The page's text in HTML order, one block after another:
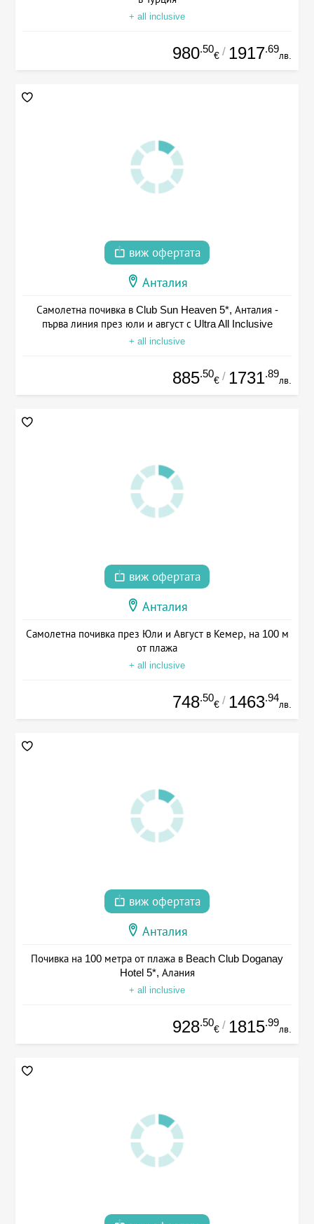
+ all inclusive
980.50
€ / 1917.69
лв.
виж офертата
Анталия
Самолетна почивка в Club Sun Heaven 5*, Анталия -
първа линия през юли и август с Ultra All Inclusive
+ all inclusive
885.50
€ / 1731.89
лв.
виж офертата
Анталия
Самолетна почивка през Юли и Август в Кемер, на 100 м
от плажа
+ all inclusive
748.50
€ / 1463.94
лв.
виж офертата
Анталия
Почивка на 100 метра от плажа в Beach Club Doganay
Hotel 5*, Алания
+ all inclusive
928.50
€ / 1815.99
лв.